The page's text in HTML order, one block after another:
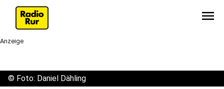
menu
Anzeige
© Foto: Daniel Dähling